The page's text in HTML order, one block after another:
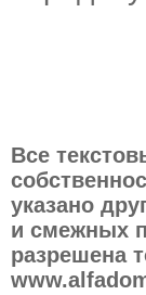
Все
указано
и смежных
разрешена